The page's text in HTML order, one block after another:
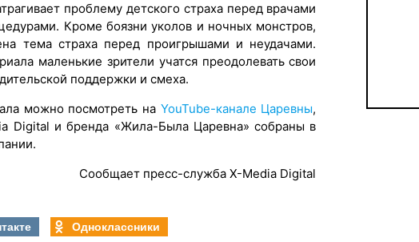
проблему детского страха перед врачами
Кроме боязни уколов и ночных монстров,
тема страха перед проигрышами и неудачами.
маленькие зрители учатся преодолевать свои
поддержки и смеха.
можно посмотреть на YouTube-канале Царевны,
Digital и бренда «Жила-Была Царевна» собраны в
Сообщает пресс-служба X-Media Digital
Одноклассники